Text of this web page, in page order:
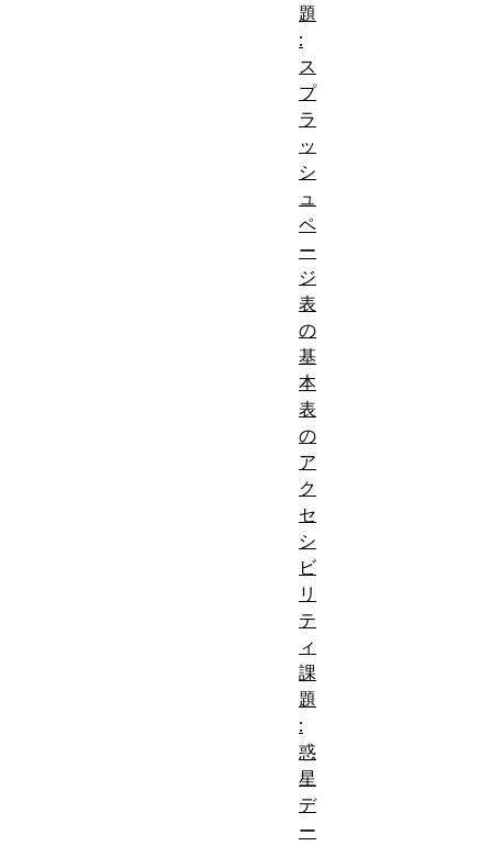
題
:
ス
プ
ラ
ッ
シ
ュ
ペ
ー
ジ
表
の
基
本
表
の
ア
ク
セ
シ
ビ
リ
テ
ィ
課
題
:
惑
星
デ
ー